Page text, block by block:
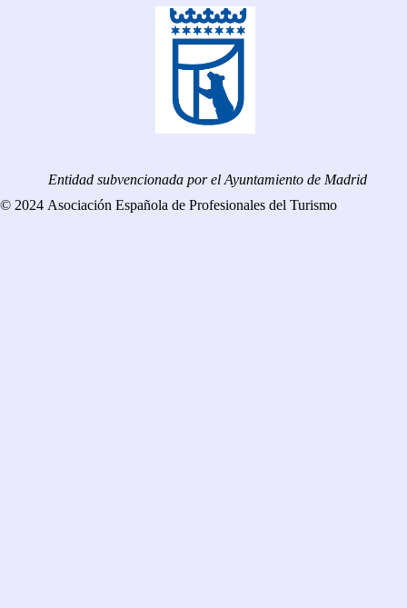
Entidad subvencionada por el Ayuntamiento de Madrid
© 2024 Asociación Española de Profesionales del Turismo